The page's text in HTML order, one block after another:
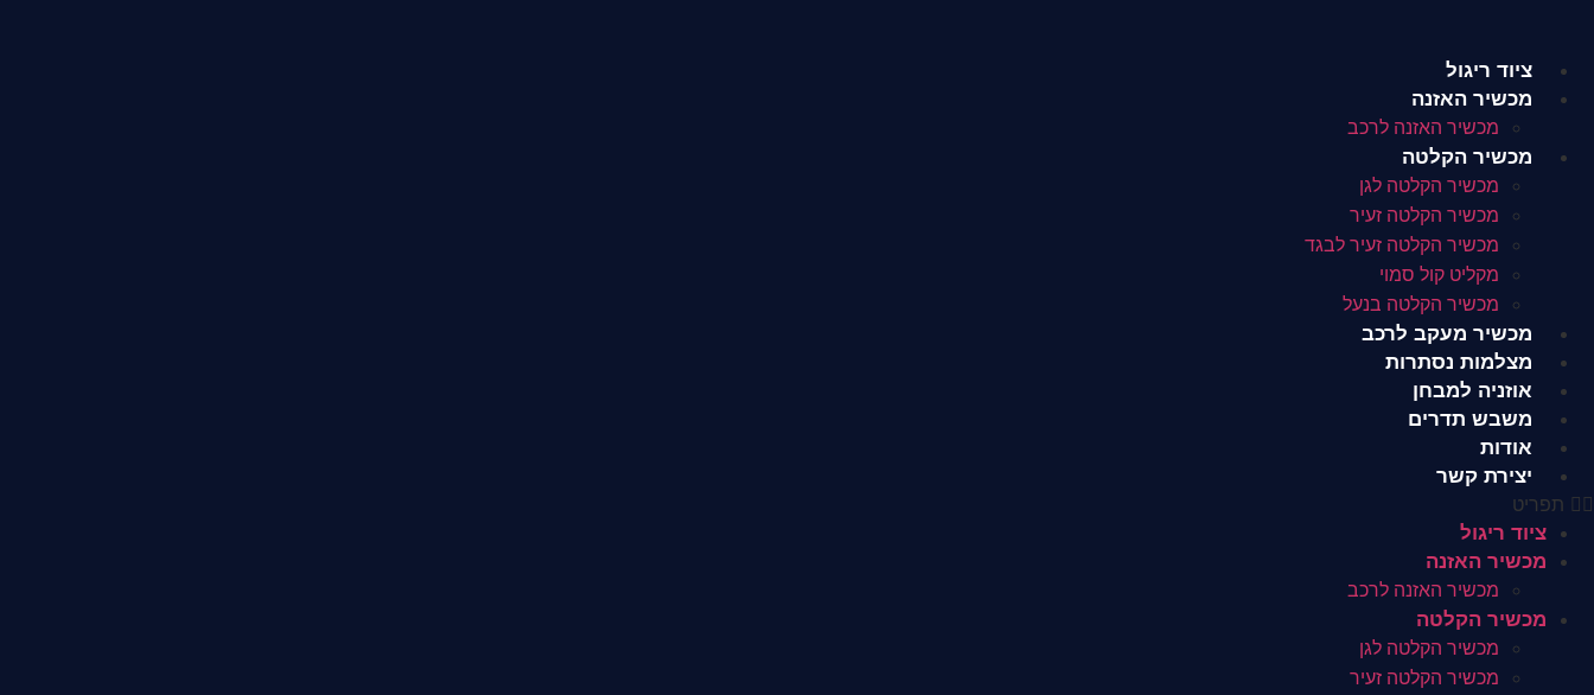
ציוד ריגול
מכשיר האזנה
מכשיר האזנה לרכב
מכשיר הקלטה
מכשיר הקלטה לגן
מכשיר הקלטה זעיר
מכשיר הקלטה זעיר לבגד
מקליט קול סמוי
מכשיר הקלטה בנעל
מכשיר מעקב לרכב
מצלמות נסתרות
אוזניה למבחן
משבש תדרים
אודות
יצירת קשר
תפריט
ציוד ריגול
מכשיר האזנה
מכשיר האזנה לרכב
מכשיר הקלטה
מכשיר הקלטה לגן
מכשיר הקלטה זעיר